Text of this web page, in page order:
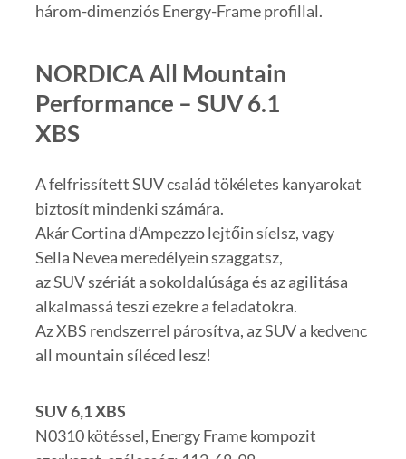
három-dimenziós Energy-Frame profillal.
NORDICA All Mountain
Performance – SUV 6.1
XBS
A felfrissített SUV család tökéletes kanyarokat
biztosít mindenki számára.
Akár Cortina d’Ampezzo lejtőin síelsz, vagy
Sella Nevea meredélyein szaggatsz,
az SUV szériát a sokoldalúsága és az agilitása
alkalmassá teszi ezekre a feladatokra.
Az XBS rendszerrel párosítva, az SUV a kedvenc
all mountain síléced lesz!
SUV 6,1 XBS
N0310 kötéssel, Energy Frame kompozit